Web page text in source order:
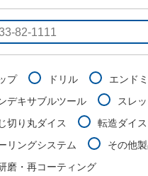
プ ドリル
エンド
デキサブルツール
スレ
切り丸ダイス
転造ダイス
リングシステム
その他
磨・再コーティング